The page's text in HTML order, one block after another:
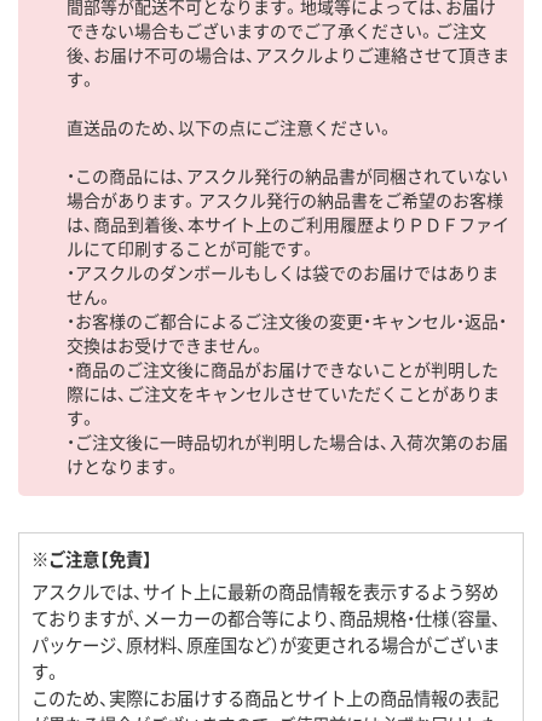
間部等が配送不可となります。地域等によっては、お届け
できない場合もございますのでご了承ください。ご注文
後、お届け不可の場合は、アスクルよりご連絡させて頂きま
す。
直送品のため、以下の点にご注意ください。
・この商品には、アスクル発行の納品書が同梱されていない
場合があります。アスクル発行の納品書をご希望のお客様
は、商品到着後、本サイト上のご利用履歴よりＰＤＦファイ
ルにて印刷することが可能です。
・アスクルのダンボールもしくは袋でのお届けではありま
せん。
・お客様のご都合によるご注文後の変更・キャンセル・返品・
交換はお受けできません。
・商品のご注文後に商品がお届けできないことが判明した
際には、ご注文をキャンセルさせていただくことがありま
す。
・ご注文後に一時品切れが判明した場合は、入荷次第のお届
けとなります。
※ご注意【免責】
アスクルでは、サイト上に最新の商品情報を表示するよう努め
ておりますが、メーカーの都合等により、商品規格・仕様（容量、
パッケージ、原材料、原産国など）が変更される場合がございま
す。
このため、実際にお届けする商品とサイト上の商品情報の表記